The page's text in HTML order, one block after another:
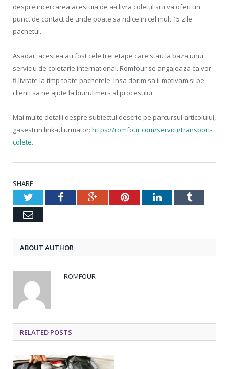
despre incercarea acestuia de a-i livra coletul si ii va oferi un
punct de contact de unde poate sa ridice in cel mult 15 zile
pachetul.
Asadar, acestea au fost cele trei etape care stau la baza unui
serviciu de coletarie international. Romfour se angajeaza ca vor
fi livrate la timp toate pachetele, insa dorim sa ii motivam si pe
clienti sa ne ajute la bunul mers al procesului.
Mai multe detalii despre subiectul descrie pe parcursul articolului,
gasesti in link-ul urmator: https://romfour.com/servicii/transport-
colete.
SHARE.
TwitterFacebookGoogle+PinterestLinkedInTumblr
Email
ABOUT AUTHOR
ROMFOUR
RELATED POSTS